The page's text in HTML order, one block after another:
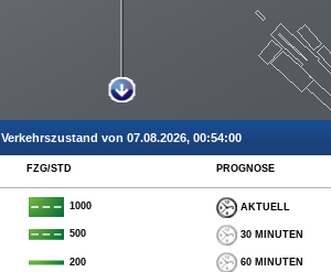
Verkehrszustand von 07.08.2026, 00:54:00
FZG/STD PROGNOSE
1000 AKTUELL
500 30 MINUTEN
200 60 MINUTEN